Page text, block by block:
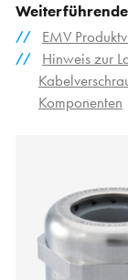
EMV
Hinweis zur
Komponenten